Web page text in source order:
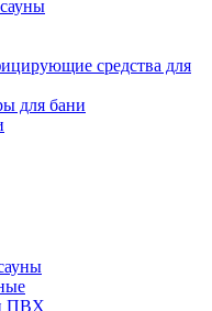
средства для
для бани
ПВХ